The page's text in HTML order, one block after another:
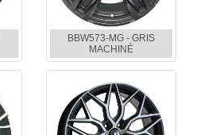
BBW573-MG - GRIS
MACHINÉ